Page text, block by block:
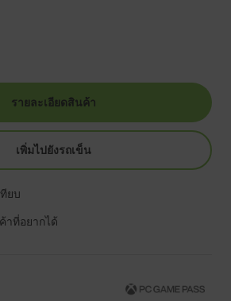
รายละเอียดสินค้า
เพิ่มไปยังรถเข็น
ยบ
าที่อยากได้